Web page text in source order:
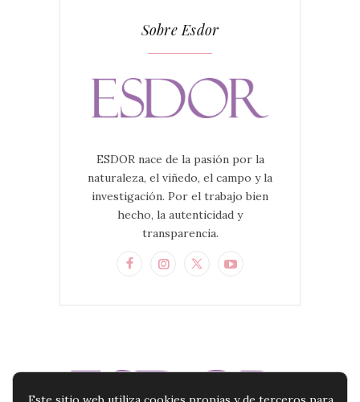
Sobre Esdor
ESDOR nace de la pasión por la
naturaleza, el viñedo, el campo y la
investigación. Por el trabajo bien
hecho, la autenticidad y
transparencia.